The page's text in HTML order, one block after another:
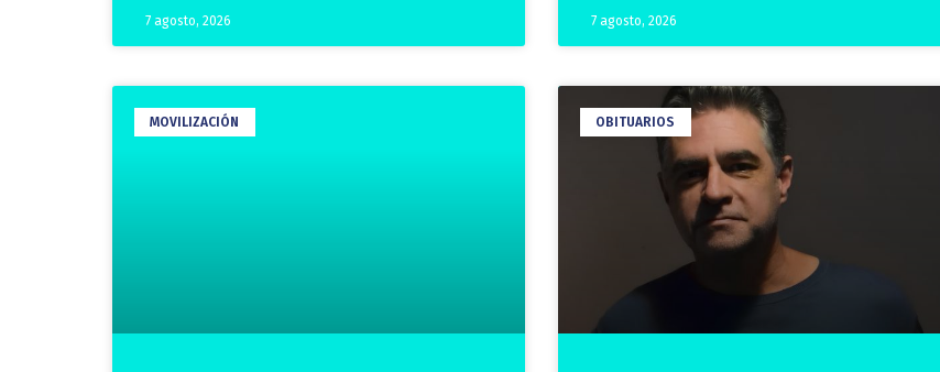
7 agosto, 2026 7 agosto, 2026
MOVILIZACIÓN OBITUARIOS